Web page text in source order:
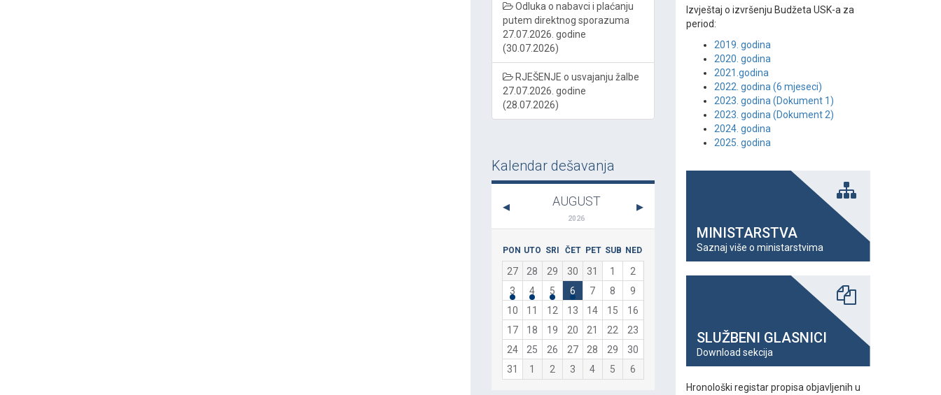
Odluka o nabavci i plaćanju
putem direktnog sporazuma
27.07.2026. godine
(30.07.2026)
RJEŠENJE o usvajanju žalbe
27.07.2026. godine
(28.07.2026)
Kalendar dešavanja
AUGUST
2026
PON UTO SRI ČET PET SUB NED
27 28 29 30 31 1
2
3
4 5 6 7 8
9
10
11 12 13 14 15
16
17
18 19 20 21 22
23
24
25 26 27 28 29
30
31
1 2 3 4 5 6
Izvještaj o izvršenju Budžeta USK-a za
period:
2019. godina
2020. godina
2021.godina
2022. godina (6 mjeseci)
2023. godina (Dokument 1)
2023. godina (Dokument 2)
2024. godina
2025. godina
MINISTARSTVA
Saznaj više o ministarstvima
SLUŽBENI GLASNICI
Download sekcija
Hronološki registar propisa objavljenih u